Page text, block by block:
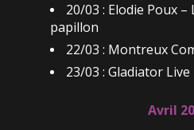
20/03 : Elodie Poux
papillon
22/03 : Montreux
23/03 : Gladiator
Avril